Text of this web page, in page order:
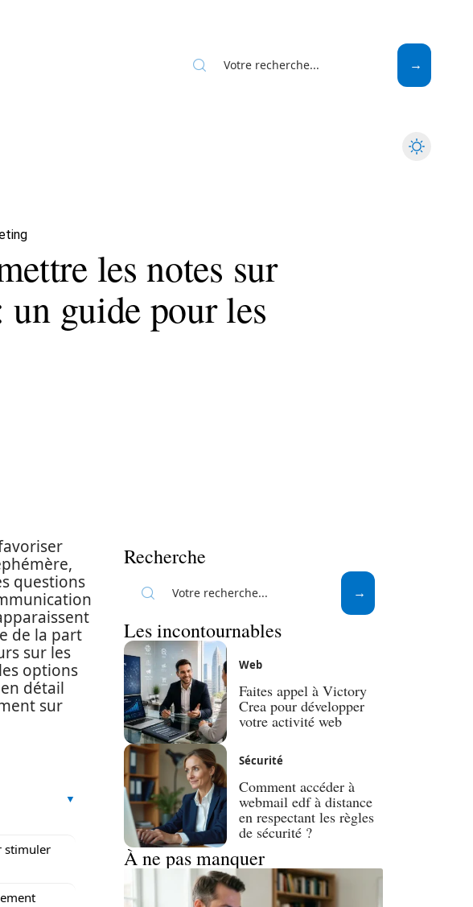
les notes sur
un guide pour les
questions
de la part
sur les
options
détail
sur
stimuler
Recherche
Les incontournables
Web
Faites appel à Victory
Crea pour développer
votre activité web
Sécurité
Comment accéder à
webmail edf à distance
en respectant les règles
de sécurité ?
À ne pas manquer